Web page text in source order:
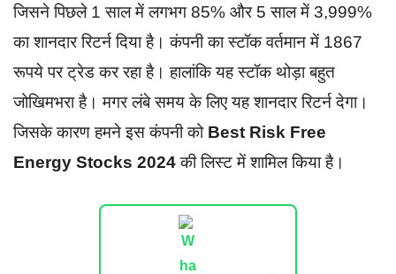
जिसने पिछले 1 साल में लगभग 85% और 5 साल में 3,999%
का शानदार रिटर्न दिया है। कंपनी का स्टॉक वर्तमान में 1867
रूपये पर ट्रेड कर रहा है। हालांकि यह स्टॉक थोड़ा बहुत
जोखिमभरा है। मगर लंबे समय के लिए यह शानदार रिटर्न देगा।
जिसके कारण हमने इस कंपनी को Best Risk Free
Energy Stocks 2024की लिस्ट में शामिल किया है।